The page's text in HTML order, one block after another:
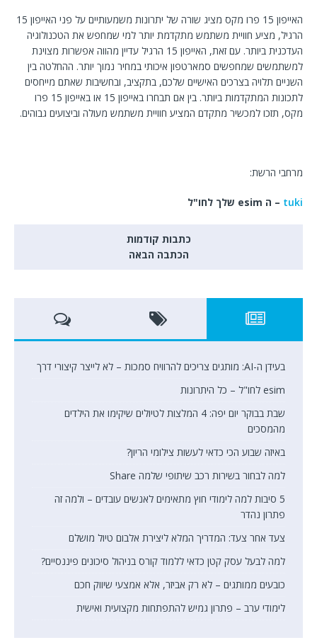
האייפון 15 פרו מקס מציג שורה של יתרונות משמעותיים על פני האייפון 15
הרגיל, מציע חוויית משתמש מתקדמת יותר למי שמחפש את הטכנולוגיה
העדכנית ביותר. עם זאת, האייפון 15 הרגיל עדיין מהווה אפשרות מצוינת
למשתמשים שמחפשים סמארטפון איכותי במחיר נמוך יותר. ההחלטה בין
השניים תלויה בצרכים האישיים שלכם, בתקציב, ובחשיבות שאתם מייחסים
לתכונות המתקדמות ביותר. בין אם תבחרו באייפון 15 או באייפון 15 פרו
מקס, תזכו למכשיר מתקדם המציע חוויית משתמש מעולה וביצועים גבוהים.
מרחבי הרשת:
tuki – ה esim שלך לחו"ל
כתבות קודמות
הכתבה הבאה
בעידן ה-AI: מותגים צריכים להרוויח סמכות – לא לייצר קיצורי דרך
esim לחו"ל – כל היתרונות
שבת בבוקר יום יפה: 4 המלצות לטיולים שיקימו את הילדים
מהמסכים
באיזה שבוע הכי כדאי לעשות צילומי הריון?
למה לבחור בשירות רכב שיתופי שלמה Share
5 סיבות למה לימודי חוץ מתאימים לאנשים עובדים – ולמה זה
פתרון נהדר
צעד אחר צעד: המדריך המלא ליצירת אלבום טיול מושלם
למה לבעל עסק קטן כדאי ללמוד קורס בניהול סיכונים פיננסיים?
כובעים ממותגים – לא רק אביזר, אלא אמצעי שיווק חכם
לימודי ערב – פתרון גמיש להתפתחות מקצועית ואישית